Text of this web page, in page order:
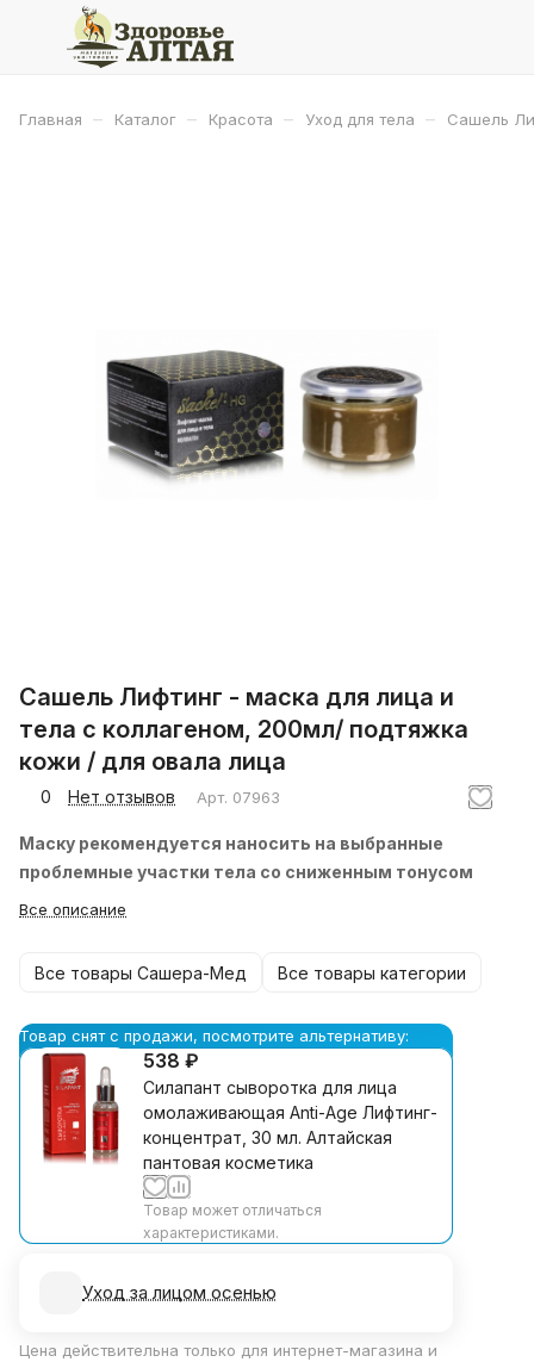
Главная – Каталог – Красота – Уход для тела – Сашель
Сашель Лифтинг - маска для лица и
тела с коллагеном, 200мл/ подтяжка
кожи / для овала лица
0 Нет отзывов Арт. 07963
Маску рекомендуется наносить на выбранные
проблемные участки тела со сниженным тонусом
Все описание
Все товары Сашера-Мед Все товары категории
Товар снят с продажи, посмотрите альтернативу:
538 ₽
Силапант сыворотка для лица
омолаживающая Anti-Age Лифтинг-
концентрат, 30 мл. Алтайская
пантовая косметика
Товар может отличаться
характеристиками.
Уход за лицом осенью
Цена действительна только для интернет-магазина и